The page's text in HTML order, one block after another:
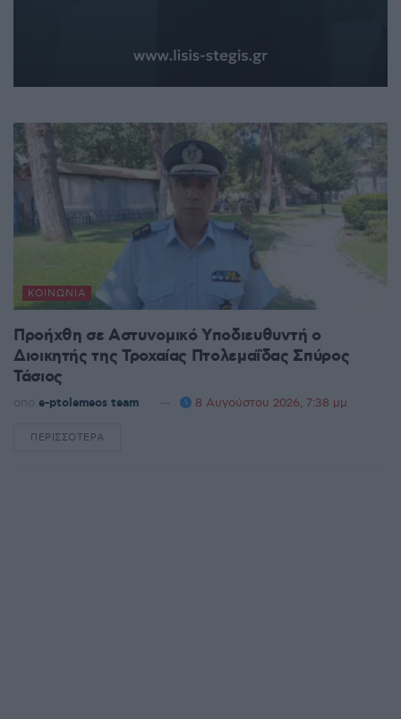
ΚΟΙΝΩΝΊΑ
Προήχθη σε Αστυνομικό Υποδιευθυντή ο
Διοικητής της Τροχαίας Πτολεμαΐδας Σπύρος
Τάσιος
από e-ptolemeos team 8 Αυγούστου 2026, 7:38 μμ
ΠΕΡΙΣΣΌΤΕΡΑ